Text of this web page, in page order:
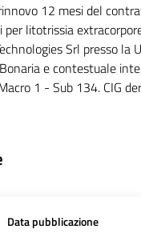
12 mesi del
litotrissia
Srl presso la
e contestuale
1 - Sub 134. CIG
Data pubblicazione